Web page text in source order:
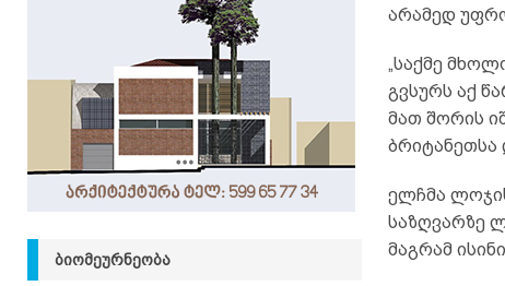
არამედ
„საქმე
გვსურს აქ
მათ შორის
ბრიტანეთსა
ელჩმა
საზღვარზე
მაგრამ
ᲑᲘᲝᲛᲔᲣᲠᲜᲔᲝᲑᲐ